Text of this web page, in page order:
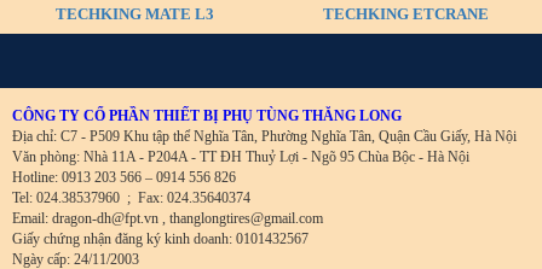
TECHKING MATE L3 TECHKING ETCRANE
CÔNG TY CỔ PHẦN THIẾT BỊ PHỤ TÙNG THĂNG LONG
Địa chỉ: C7 - P509 Khu tập thể Nghĩa Tân, Phường Nghĩa Tân, Quận Cầu Giấy, Hà Nội
Văn phòng: Nhà 11A - P204A - TT ĐH Thuỷ Lợi - Ngõ 95 Chùa Bộc - Hà Nội
Hotline: 0913 203 566 – 0914 556 826
Tel: 024.38537960 ; Fax: 024.35640374
Email: dragon-dh@fpt.vn , thanglongtires@gmail.com
Giấy chứng nhận đăng ký kinh doanh: 0101432567
Ngày cấp: 24/11/2003